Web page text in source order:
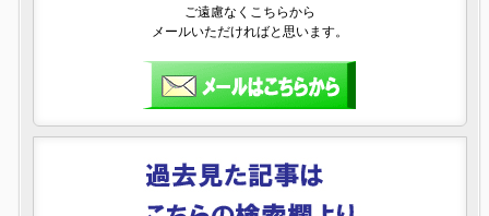
ご遠慮なくこちらから
メールいただければと思います。